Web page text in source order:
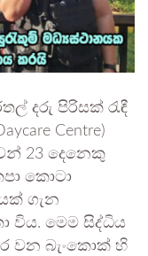
දරු පිරිසක් රැඳී
Centre)
23 දෙනෙකු
කොටා
ගැන
විය. මෙම සිද්ධිය
වන බැංකොක් හි